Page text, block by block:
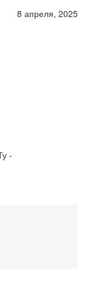
8 апреля, 2025
-